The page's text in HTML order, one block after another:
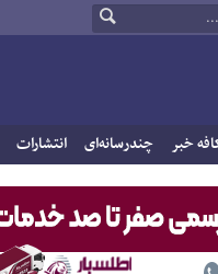
خبر چندرسانه‌ای انتشارات